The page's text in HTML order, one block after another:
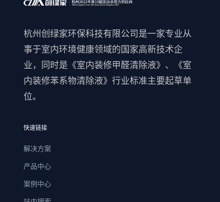
杭州创绿家环保科技有限公司是一家专业从
事于室内环境健康领域的国家高新技术企
业，同时是《室内装修甲醛清除液》、《室
内装修苯系物清除液》行业标准主要起草单
位。
快速链接
解决方案
产品中心
案例中心